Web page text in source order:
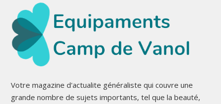
Votre magazine d'actualite généraliste qui couvre une
grande nombre de sujets importants, tel que la beauté,